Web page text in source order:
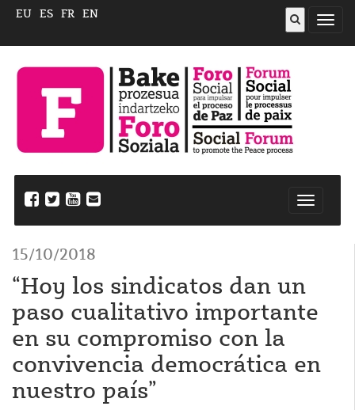
Abrir
EU ES FR EN
15/10/2018
“Hoy los sindicatos dan un
paso cualitativo importante
en su compromiso con la
convivencia democrática en
nuestro país”